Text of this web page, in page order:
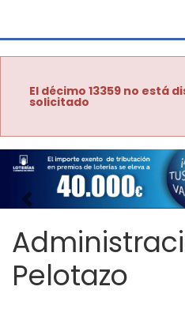
El décimo 13359 no está
solicitado
Imagen anterior
Pelotazo